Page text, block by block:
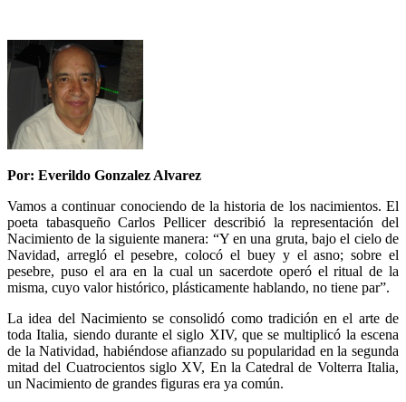
Por: Everildo Gonzalez Alvarez
Vamos a continuar conociendo de la historia de los nacimientos. El
poeta tabasqueño Carlos Pellicer describió la representación del
Nacimiento de la siguiente manera: “Y en una gruta, bajo el cielo de
Navidad, arregló el pesebre, colocó el buey y el asno; sobre el
pesebre, puso el ara en la cual un sacerdote operó el ritual de la
misma, cuyo valor histórico, plásticamente hablando, no tiene par”.
La idea del Nacimiento se consolidó como tradición en el arte de
toda Italia, siendo durante el siglo XIV, que se multiplicó la escena
de la Natividad, habiéndose afianzado su popularidad en la segunda
mitad del Cuatrocientos siglo XV, En la Catedral de Volterra Italia,
un Nacimiento de grandes figuras era ya común.